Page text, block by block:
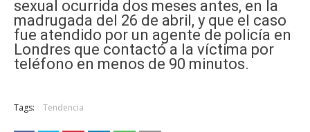
sexual ocurrida dos meses antes, en la
madrugada del 26 de abril, y que el caso
fue atendido por un agente de policía en
Londres que contactó a la víctima por
teléfono en menos de 90 minutos.
Tags: Tendencia